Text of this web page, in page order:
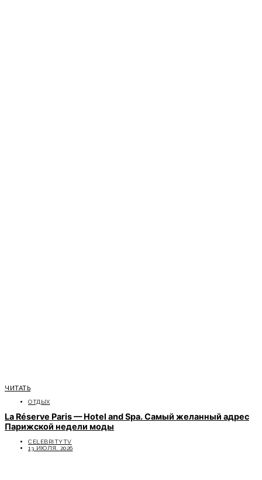
ЧИТАТЬ
ОТДЫХ
La Réserve Paris — Hotel and Spa. Самый желанный адрес
Парижской недели моды
CELEBRITYTV
13 ИЮЛЯ, 2026